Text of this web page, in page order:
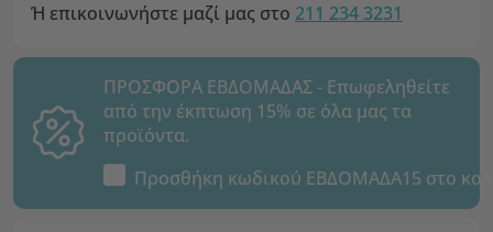
Ή επικοινωνήστε μαζί μας στο 211 234 3231
ΠΡΟΣΦΟΡΑ ΕΒΔΟΜΑΔΑΣ - Επωφεληθείτε
από την έκπτωση 15% σε όλα μας τα
προϊόντα.
Προσθήκη κωδικού ΕΒΔΟΜΑΔΑ15 στο